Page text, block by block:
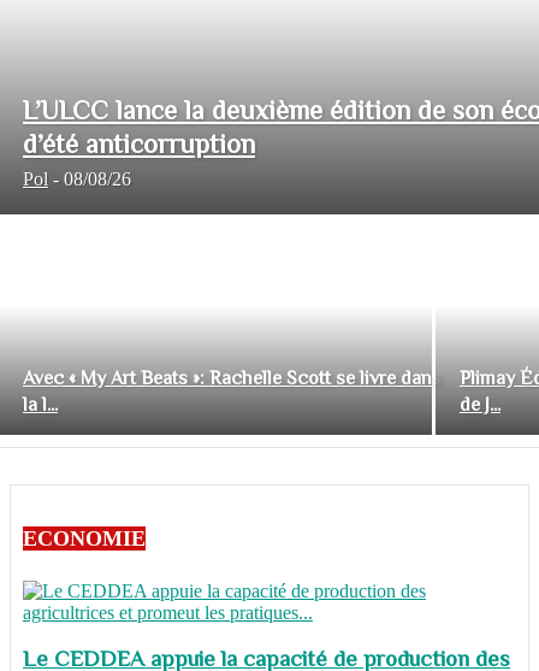
L’ULCC lance la deuxième édition de son
d’été anticorruption
Pol - 08/08/26
Avec « My Art Beats »: Rachelle Scott se livre dans
la l...
Plimay
de J...
ECONOMIE
Le CEDDEA appuie la capacité de production des